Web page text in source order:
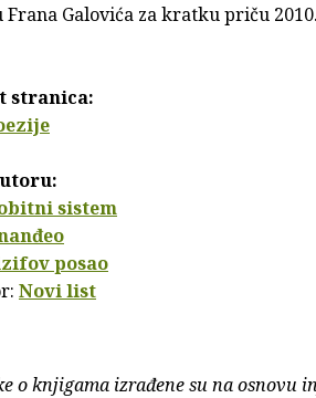
Galovića za kratku priču
stranica:
sistem
posao
Novi list
o knjigama izrađene su na osnovu